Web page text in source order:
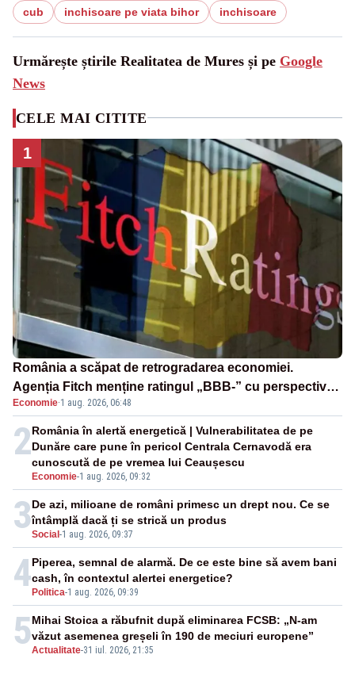
cub inchisoare pe viata bihor inchisoare
Urmărește știrile Realitatea de Mures și pe Google
News
CELE MAI CITITE
1
România a scăpat de retrogradarea economiei.
Agenția Fitch menține ratingul „BBB-” cu perspectivă
negativă
Economie·1 aug. 2026, 06:48
2
Economie-1 aug. 2026, 09:32
România în alertă energetică | Vulnerabilitatea de pe
Dunăre care pune în pericol Centrala Cernavodă era
cunoscută de pe vremea lui Ceaușescu
3Social -1 aug. 2026, 09:37
De azi, milioane de români primesc un drept nou. Ce se
întâmplă dacă ți se strică un produs
4 Politica-1 aug. 2026, 09:39
Piperea, semnal de alarmă. De ce este bine să avem bani
cash, în contextul alertei energetice?
5Actualitate-31 iul. 2026, 21:35
Mihai Stoica a răbufnit după eliminarea FCSB: „N-am
văzut asemenea greșeli în 190 de meciuri europene”